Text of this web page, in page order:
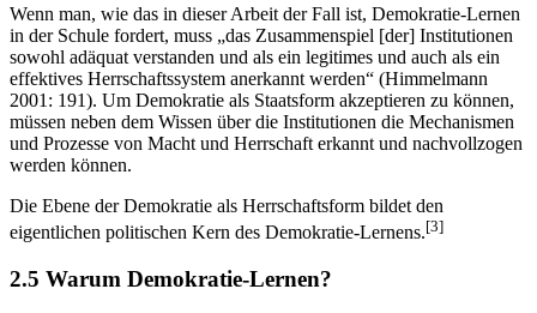
Wenn man, wie das in dieser Arbeit der Fall ist, Demokratie-Lernen
in der Schule fordert, muss „das Zusammenspiel [der] Institutionen
sowohl adäquat verstanden und als ein legitimes und auch als ein
effektives Herrschaftssystem anerkannt werden“ (Himmelmann
2001: 191). Um Demokratie als Staatsform akzeptieren zu können,
müssen neben dem Wissen über die Institutionen die Mechanismen
und Prozesse von Macht und Herrschaft erkannt und nachvollzogen
werden können.
Die Ebene der Demokratie als Herrschaftsform bildet den
eigentlichen politischen Kern des Demokratie-Lernens.[3]
2.5 Warum Demokratie-Lernen?